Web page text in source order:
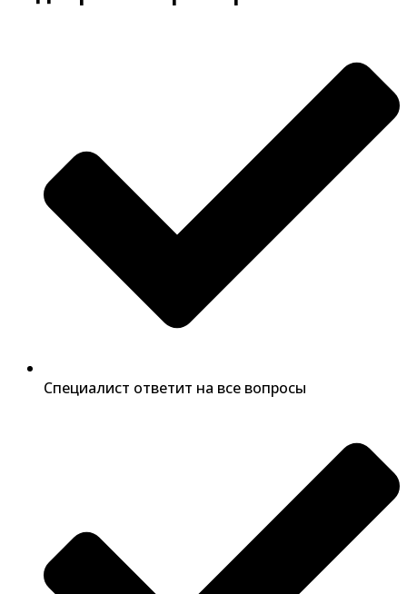
Специалист ответит на все вопросы